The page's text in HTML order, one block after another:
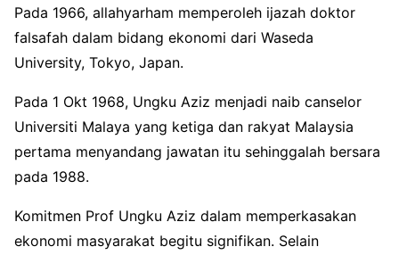
Pada 1966, allahyarham memperoleh ijazah doktor
falsafah dalam bidang ekonomi dari Waseda
University, Tokyo, Japan.
Pada 1 Okt 1968, Ungku Aziz menjadi naib canselor
Universiti Malaya yang ketiga dan rakyat Malaysia
pertama menyandang jawatan itu sehinggalah bersara
pada 1988.
Komitmen Prof Ungku Aziz dalam memperkasakan
ekonomi masyarakat begitu signifikan. Selain